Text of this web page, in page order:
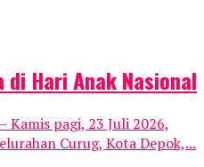
Hari Anak Nasional
Kamis pagi, 23 Juli 2026,
Curug, Kota Depok,...